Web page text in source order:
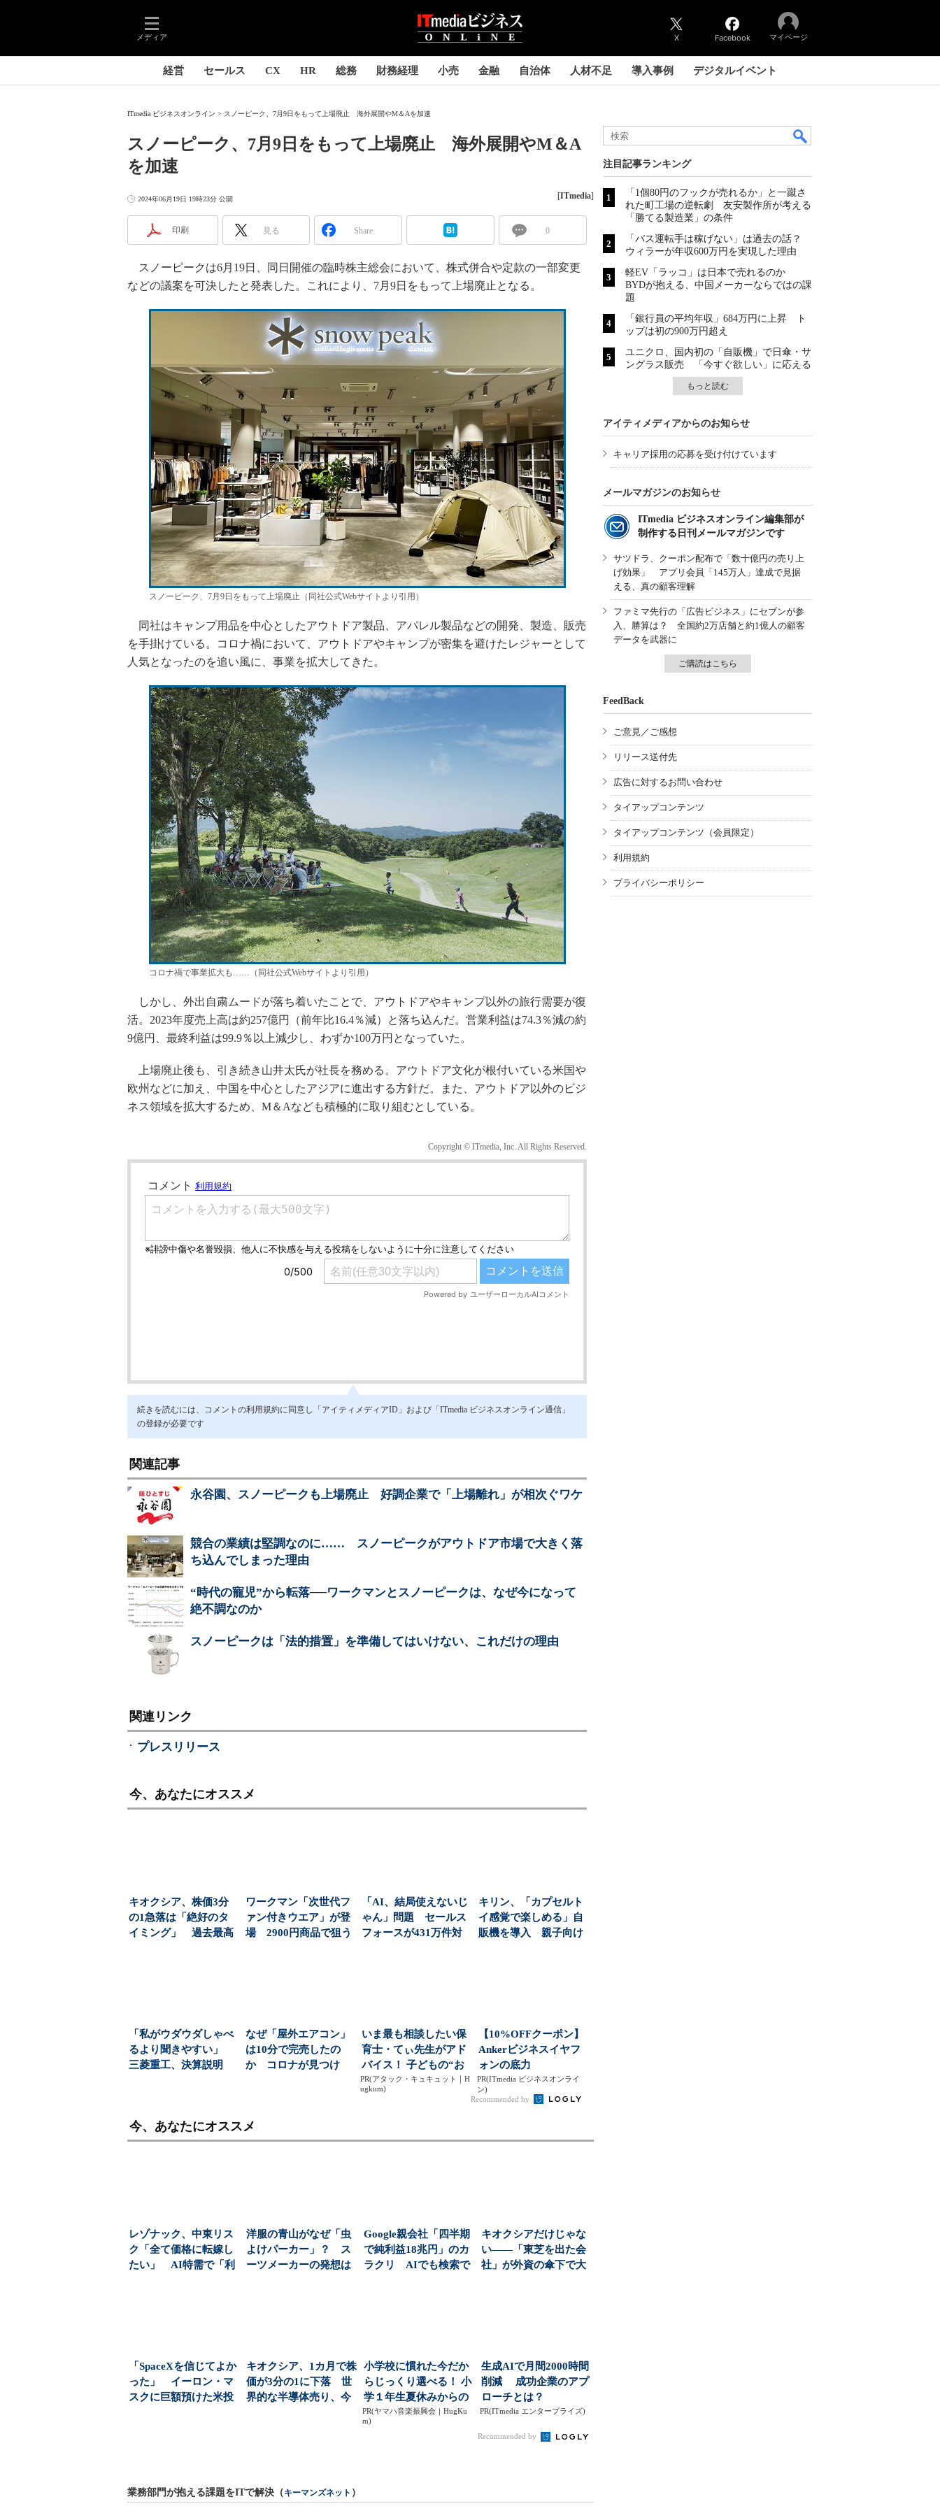
メディア X Facebook マイページ
経営 セールス CX HR 総務 財務経理 小売 金融 自治体 人材不足 導入事例 デジタルイベント
ITmedia ビジネスオンライン スノーピーク、7月9日をもって上場廃止 海外展開やM＆Aを加速
スノーピーク、7月9日をもって上場廃止 海外展開やM＆A
を加速
2024年06月19日 19時23分 公開 [ITmedia]
印刷 見る Share 0
スノーピークは6月19日、同日開催の臨時株主総会において、株式併合や定款の一部変更
などの議案を可決したと発表した。これにより、7月9日をもって上場廃止となる。
スノーピーク、7月9日をもって上場廃止（同社公式Webサイトより引用）
同社はキャンプ用品を中心としたアウトドア製品、アパレル製品などの開発、製造、販売
を手掛けている。コロナ禍において、アウトドアやキャンプが密集を避けたレジャーとして
人気となったのを追い風に、事業を拡大してきた。
コロナ禍で事業拡大も……（同社公式Webサイトより引用）
しかし、外出自粛ムードが落ち着いたことで、アウトドアやキャンプ以外の旅行需要が復
活。2023年度売上高は約257億円（前年比16.4％減）と落ち込んだ。営業利益は74.3％減の約
9億円、最終利益は99.9％以上減少し、わずか100万円となっていた。
上場廃止後も、引き続き山井太氏が社長を務める。アウトドア文化が根付いている米国や
欧州などに加え、中国を中心としたアジアに進出する方針だ。また、アウトドア以外のビジ
ネス領域を拡大するため、M＆Aなども積極的に取り組むとしている。
Copyright © ITmedia, Inc. All Rights Reserved.
続きを読むには、コメントの利用規約に同意し「アイティメディアID」および「ITmedia ビジネスオンライン通信」
の登録が必要です
関連記事
永谷園、スノーピークも上場廃止 好調企業で「上場離れ」が相次ぐワケ
競合の業績は堅調なのに…… スノーピークがアウトドア市場で大きく落
ち込んでしまった理由
“時代の寵児”から転落──ワークマンとスノーピークは、なぜ今になって
絶不調なのか
スノーピークは「法的措置」を準備してはいけない、これだけの理由
関連リンク
プレスリリース
今、あなたにオススメ
キオクシア、株価3分
の1急落は「絶好のタ
イミング」 過去最高
ワークマン「次世代フ
ァン付きウエア」が登
場 2900円商品で狙う
「AI、結局使えないじ
ゃん」問題 セールス
フォースが431万件対
キリン、「カプセルト
イ感覚で楽しめる」自
販機を導入 親子向け
「私がウダウダしゃべ
るより聞きやすい」
三菱重工、決算説明
なぜ「屋外エアコン」
は10分で完売したの
か コロナが見つけ
いま最も相談したい保
育士・てぃ先生がアド
バイス！ 子どもの“お
てつだい”に、どん...
PR(アタック・キュキュット｜H
ugkum)
【10%OFFクーポン】
Ankerビジネスイヤフ
ォンの底力
PR(ITmedia ビジネスオンライ
ン)
Recommended by
今、あなたにオススメ
レゾナック、中東リス
ク「全て価格に転嫁し
たい」 AI特需で「利
洋服の青山がなぜ「虫
よけパーカー」？ ス
ーツメーカーの発想は
Google親会社「四半期
で純利益18兆円」のカ
ラクリ AIでも検索で
キオクシアだけじゃな
い――「東芝を出た会
社」が外資の傘下で大
「SpaceXを信じてよか
った」 イーロン・マ
スクに巨額預けた米投
キオクシア、1カ月で株
価が3分の1に下落 世
界的な半導体売り、今
小学校に慣れた今だか
らじっくり選べる！ 小
学１年生夏休みからの
「音楽教室」デビュ...
PR(ヤマハ音楽振興会｜HugKu
m)
生成AIで月間2000時間
削減 成功企業のアプ
ローチとは？
PR(ITmedia エンタープライズ)
Recommended by
業務部門が抱える課題をITで解決（キーマンズネット ）
注目記事ランキング
「1個80円のフックが売れるか」と一蹴さ
れた町工場の逆転劇 友安製作所が考える
「勝てる製造業」の条件
「バス運転手は稼げない」は過去の話？
ウィラーが年収600万円を実現した理由
軽EV「ラッコ」は日本で売れるのか
BYDが抱える、中国メーカーならではの課
題
「銀行員の平均年収」684万円に上昇 ト
ップは初の900万円超え
ユニクロ、国内初の「自販機」で日傘・サ
ングラス販売 「今すぐ欲しい」に応える
もっと読む
アイティメディアからのお知らせ
キャリア採用の応募を受け付けています
メールマガジンのお知らせ
ITmedia ビジネスオンライン編集部が
制作する日刊メールマガジンです
サツドラ、クーポン配布で「数十億円の売り上
げ効果」 アプリ会員「145万人」達成で見据
える、真の顧客理解
ファミマ先行の「広告ビジネス」にセブンが参
入、勝算は？ 全国約2万店舗と約1億人の顧客
データを武器に
ご購読はこちら
FeedBack
ご意見／ご感想
リリース送付先
広告に対するお問い合わせ
タイアップコンテンツ
タイアップコンテンツ（会員限定）
利用規約
プライバシーポリシー